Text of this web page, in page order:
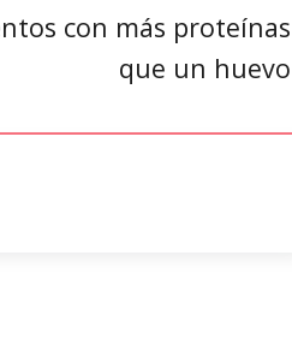
con más proteínas
que un huevo